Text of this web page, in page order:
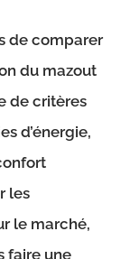
de comparer
du mazout
de critères
d’énergie,
les
le marché,
faire une